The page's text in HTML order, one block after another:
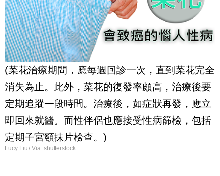
(菜花治療期間，應每週回診一次，直到菜花完全
消失為止。此外，菜花的復發率頗高，治療後要
定期追蹤一段時間。治療後，如症狀再發，應立
即回來就醫。而性伴侶也應接受性病篩檢，包括
定期子宮頸抹片檢查。)
Lucy Liu / Via shutterstock